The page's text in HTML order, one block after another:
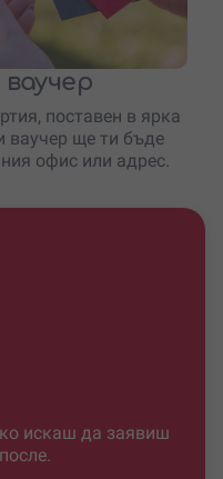
поставен в ярка
ваучер ще ти бъде
офис или адрес.
искаш да заявиш